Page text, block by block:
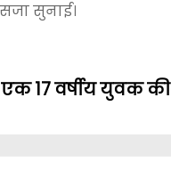
सुनाई।
17 वर्षीय युवक की